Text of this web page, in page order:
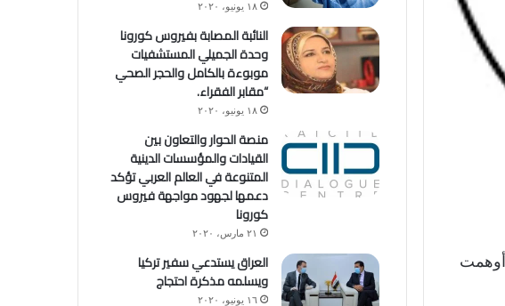
أوهمت
١٨ يونيو، ٢٠٢٠
النائبة المصابة بفيروس كورونا
وحدة الجميلي المستشفيات
موبوءة بالكامل والحجر الصحي
“مقابر الفقراء.
١٨ يونيو، ٢٠٢٠
منصة الحوار والتعاون بين
القيادات والمؤسسات الدينية
المتنوعة في العالم العربي تؤكد
دعمها لجهود مواجهة فيروس
كورونا
٢١ مارس، ٢٠٢٠
العراق يستدعي سفير تركيا
ويسلمه مذكرة احتجاج
١٦ يونيو، ٢٠٢٠